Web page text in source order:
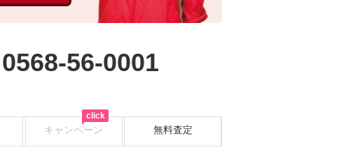
0568-56-0001
キャンペーン 無料査定
click